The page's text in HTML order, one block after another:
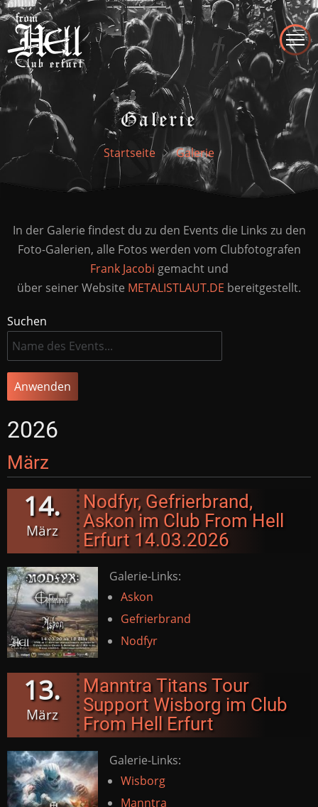
Direkt
zum
Inhalt
Galerie
Startseite Galerie
In der Galerie findest du zu den Events die Links zu den
Foto-Galerien, alle Fotos werden vom Clubfotografen
Frank Jacobi gemacht und
über seiner Website METALISTLAUT.DE bereitgestellt.
Suchen
2026
März
14.
März
Nodfyr, Gefrierbrand,
Askon im Club From Hell
Erfurt 14.03.2026
Galerie-Links:
Askon
Gefrierbrand
Nodfyr
13.
März
Manntra Titans Tour
Support Wisborg im Club
From Hell Erfurt
Galerie-Links:
Wisborg
Manntra
Seite
Seite
Seite
Seite